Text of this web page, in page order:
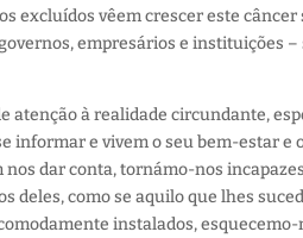
excluídos vêem crescer este câncer
empresários e instituições
atenção à realidade circundante,
informar e vivem o seu bem-estar e
dar conta, tornámo-nos
deles, como se aquilo que lhes
instalados,